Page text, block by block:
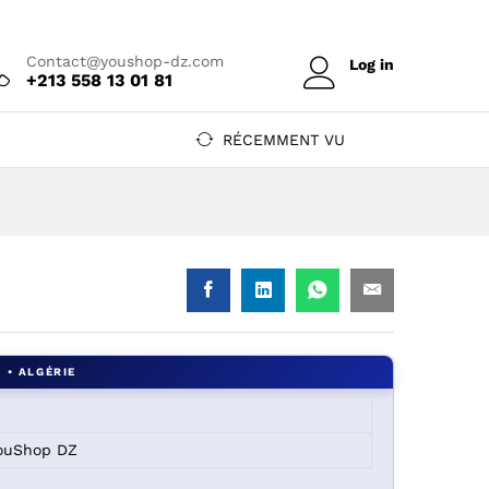
Contact@youshop-dz.com
+213 558 13 01 81
Log in
RÉCEMMENT VU
DZ